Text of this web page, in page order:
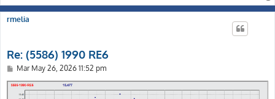
rmelia
Re: (5586) 1990 RE6
M
n
Mar May 26, 2026 11:52 pm